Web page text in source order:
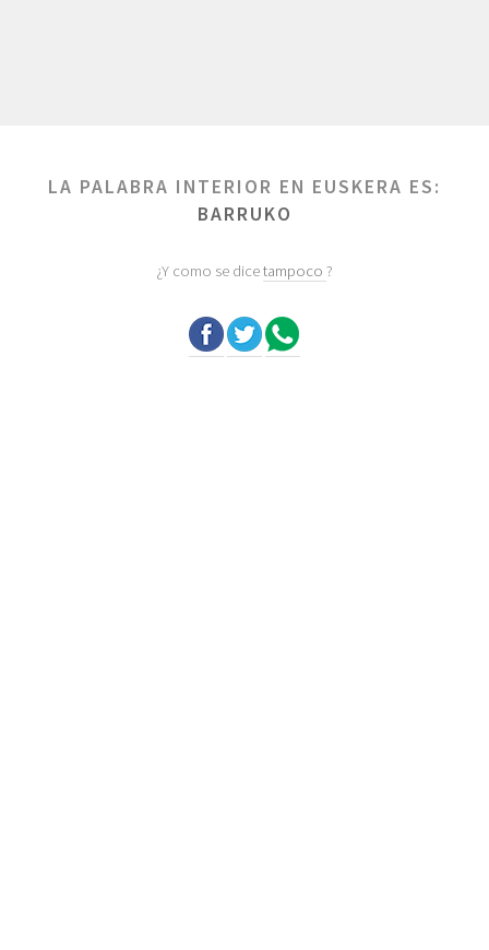
LA PALABRA INTERIOR EN EUSKERA ES:
BARRUKO
¿Y como se dicetampoco ?